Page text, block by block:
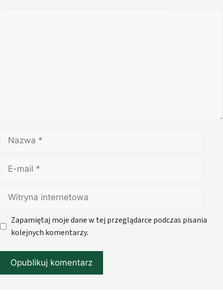
Nazwa
mail
Witryna
internetowa
Zapamiętaj moje dane w tej przeglądarce podczas pisania
kolejnych komentarzy.